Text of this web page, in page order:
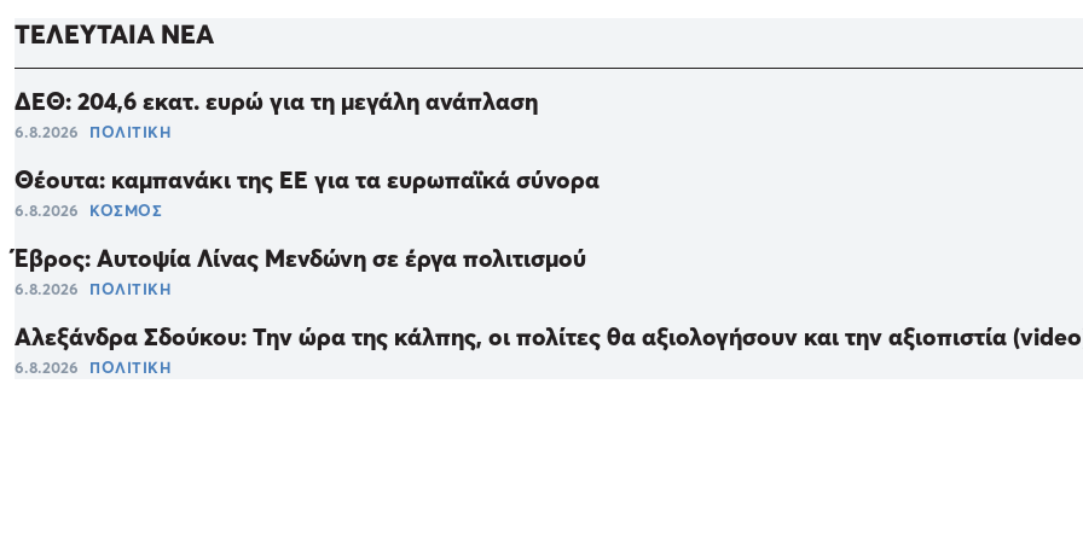
ΤΕΛΕΥΤΑΙΑ ΝΕΑ
ΔΕΘ: 204,6 εκατ. ευρώ για τη μεγάλη ανάπλαση
6.8.2026 ΠΟΛΙΤΙΚΗ
Θέουτα: καμπανάκι της ΕΕ για τα ευρωπαϊκά σύνορα
6.8.2026 ΚΟΣΜΟΣ
Έβρος: Αυτοψία Λίνας Μενδώνη σε έργα πολιτισμού
6.8.2026 ΠΟΛΙΤΙΚΗ
Αλεξάνδρα Σδούκου: Την ώρα της κάλπης, οι πολίτες θα αξιολογήσουν και την αξιοπιστία
6.8.2026 ΠΟΛΙΤΙΚΗ